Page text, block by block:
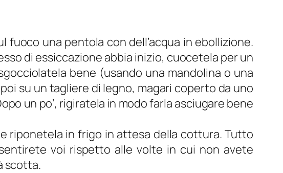
una pentola con dell’acqua in ebollizione.
di essiccazione abbia inizio, cuocetela per un
bene (usando una mandolina o una
su un tagliere di legno, magari coperto da uno
un po’, rigiratela in modo farla asciugare bene
riponetela in frigo in attesa della cottura. Tutto
voi rispetto alle volte in cui non avete
scotta.